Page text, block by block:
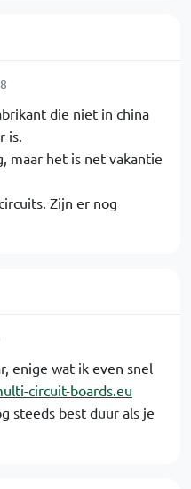
die niet in china
is.
maar het is net vakantie
Zijn er nog
enige wat ik even snel
circuit-boards.eu
steeds best duur als je